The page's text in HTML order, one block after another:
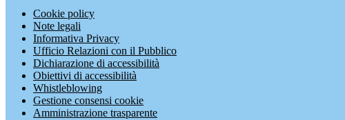
Cookie policy
Note legali
Informativa Privacy
Ufficio Relazioni con il Pubblico
Dichiarazione di accessibilità
Obiettivi di accessibilità
Whistleblowing
Gestione consensi cookie
Amministrazione trasparente